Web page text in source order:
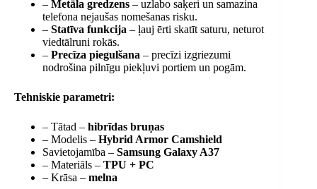
– Metāla gredzens – uzlabo saķeri un samazina
telefona nejaušas nomešanas risku.
– Statīva funkcija – ļauj ērti skatīt saturu, neturot
viedtālruni rokās.
– Precīza piegulšana – precīzi izgriezumi
nodrošina pilnīgu piekļuvi portiem un pogām.
Tehniskie parametri:
– Tātad – hibrīdas bruņas
– Modelis – Hybrid Armor Camshield
Savietojamība – Samsung Galaxy A37
– Materiāls – TPU + PC
– Krāsa – melna